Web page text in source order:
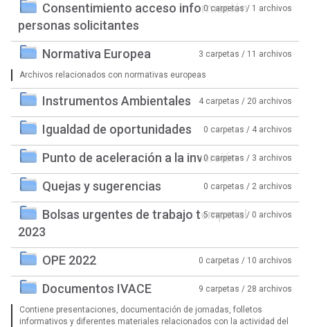
Consentimiento acceso información
personas solicitantes
0 carpetas / 1 archivos
Normativa Europea 3 carpetas / 11 archivos
Archivos relacionados con normativas europeas
Instrumentos Ambientales 4 carpetas / 20 archivos
Igualdad de oportunidades 0 carpetas / 4 archivos
Punto de aceleración a la inversión0 carpetas / 3 archivos
Quejas y sugerencias 0 carpetas / 2 archivos
Bolsas urgentes de trabajo temporal
2023
5 carpetas / 0 archivos
OPE 2022 0 carpetas / 10 archivos
Documentos IVACE 9 carpetas / 28 archivos
Contiene presentaciones, documentación de jornadas, folletos
informativos y diferentes materiales relacionados con la actividad del